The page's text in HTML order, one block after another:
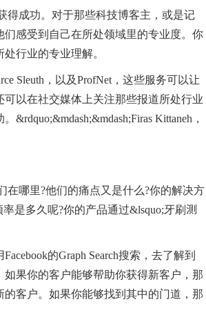
得成功。对于那些科技博客主，或是记
感受到自己在所处领域里的专业度。你
行业的专业理解。
Sleuth，以及ProfNet，这些服务可以让
以在社交媒体上关注那些报道所处行业
Kittaneh，
哪里?他们的痛点又是什么?你的解决方
是多久呢?你的产品通过&lsquo;牙刷测
的Graph Search搜索，去了解到
果你的客户能够帮助你获得新客户，那
客户。如果你能够找到其中的门道，那